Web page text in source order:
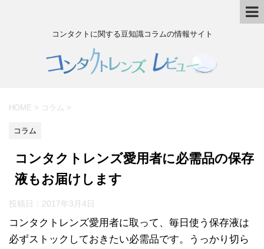
コンタクトに関する豆知識コラムの情報サイト
HOME > コラム >
コラム
コンタクトレンズ愛用者に必需品の保存
液もお届けします
投稿日： 2017年3月4日
コンタクトレンズ愛用者に取って、毎日使う保存液は
必ずストックしておきたい必需品です。うっかり切ら